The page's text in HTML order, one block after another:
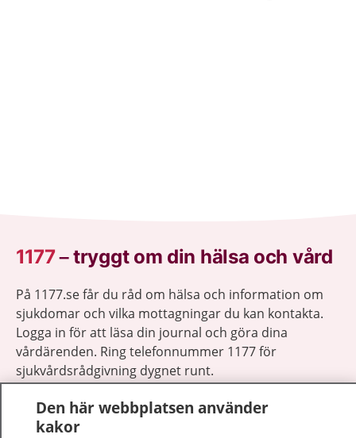
1177–tryggt om din hälsa och vård
På 1177.se får du råd om hälsa och information om
sjukdomar och vilka mottagningar du kan kontakta.
Logga in för att läsa din journal och göra dina
vårdärenden. Ring telefonnummer 1177 för
sjukvårdsrådgivning dygnet runt.
1177 ger dig råd när du vill må bättre.
Den här webbplatsen använder
kakor